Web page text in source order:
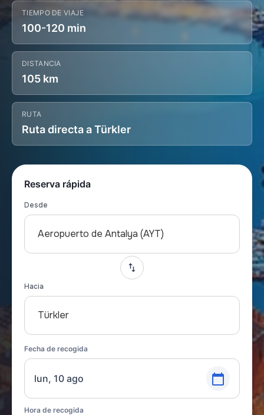
TIEMPO DE VIAJE
100-120 min
DISTANCIA
105 km
RUTA
Ruta directa a Türkler
Reserva rápida
Desde
Aeropuerto de Antalya (AYT)
Hacia
Türkler
Fecha de recogida
lun, 10 ago
Hora de recogida